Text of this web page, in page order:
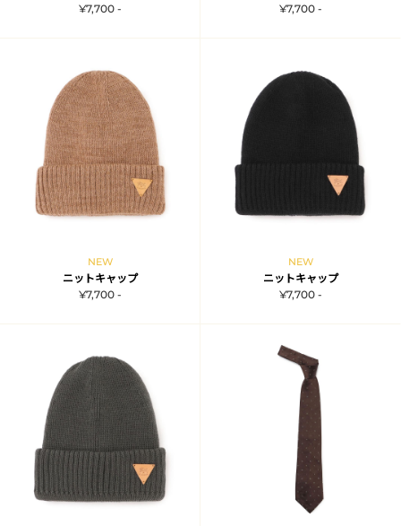
¥7,700 -
¥7,700 -
NEW
ニットキャップ
¥7,700 -
NEW
ニットキャップ
¥7,700 -